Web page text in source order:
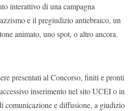
interattivo di una campagna
e il pregiudizio antiebraico, un
animato, uno spot, o altro ancora.
presentati al Concorso, finiti e pronti
inserimento nel sito UCEI o in
comunicazione e diffusione, a giudizio